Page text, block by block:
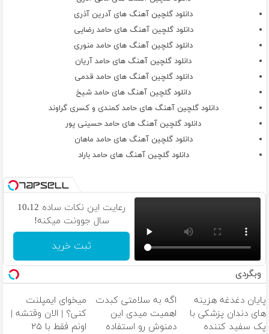
دانلود گلچین آهنگ های آدرین آذری
دانلود گلچین آهنگ های حامد رضایی
دانلود گلچین آهنگ های حامد منوری
دانلود گلچین آهنگ های حامد آریان
دانلود گلچین آهنگ های حامد قدمی
دانلود گلچین آهنگ های حامد شیخ
دانلود گلچین آهنگ های حامد کمندی و کسری گراوند
دانلود گلچین آهنگ های حامد حسینی پور
دانلود گلچین آهنگ های حامد ماهان
دانلود گلچین آهنگ های حامد باراد
رعایت این نکات ساده 10،12
سال جوونت میکنه!
ثبت خرید
وبگردی
پایان دغدغه هزینه
های دندان پزشکی با
پک سفید کننده
اگه به سلامتی کبدت
اهمیت میدی این
دمنوش رو استفاده
میخوای ایمپلنت
کنی؟ | الان وقتشه |
اونم فقط با ۲۵